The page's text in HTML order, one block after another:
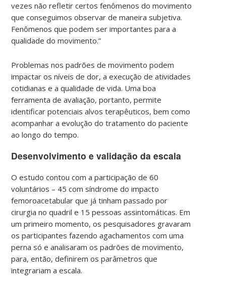
vezes não refletir certos fenômenos do movimento
que conseguimos observar de maneira subjetiva.
Fenômenos que podem ser importantes para a
qualidade do movimento.”
Problemas nos padrões de movimento podem
impactar os níveis de dor, a execução de atividades
cotidianas e a qualidade de vida. Uma boa
ferramenta de avaliação, portanto, permite
identificar potenciais alvos terapêuticos, bem como
acompanhar a evolução do tratamento do paciente
ao longo do tempo.
Desenvolvimento e validação da escala
O estudo contou com a participação de 60
voluntários – 45 com síndrome do impacto
femoroacetabular que já tinham passado por
cirurgia no quadril e 15 pessoas assintomáticas. Em
um primeiro momento, os pesquisadores gravaram
os participantes fazendo agachamentos com uma
perna só e analisaram os padrões de movimento,
para, então, definirem os parâmetros que
integrariam a escala.